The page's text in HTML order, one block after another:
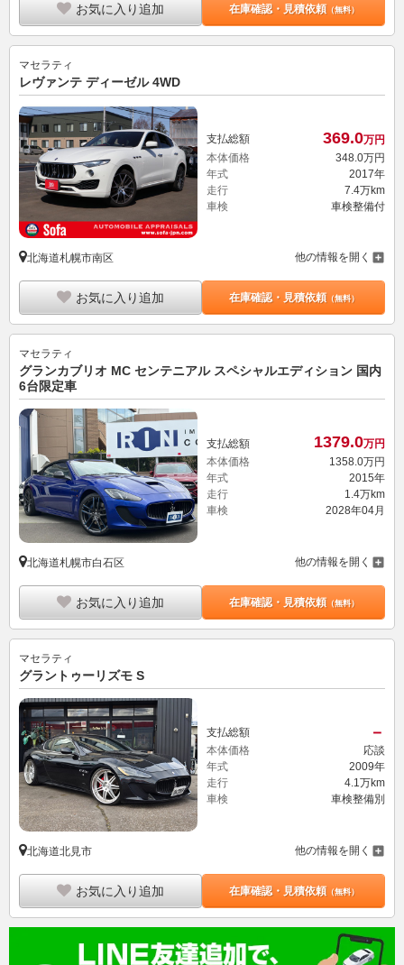
お気に入り追加 在庫確認・見積依頼（無料）
マセラティ
レヴァンテ ディーゼル 4WD
支払総額 369.0万円
本体価格
348. 0万円
年式
2017年
走行
7.4万km
車検
車検整備付
北海道札幌市南区 他の情報を開く
お気に入り追加 在庫確認・見積依頼（無料）
マセラティ
グランカブリオ MC センテニアル スペシャルエディション 国内
6台限定車
支払総額 1379.0万円
本体価格
1358.0万円
年式
2015年
走行
1.4万km
車検
2028年04月
北海道札幌市白石区 他の情報を開く
お気に入り追加 在庫確認・見積依頼（無料）
マセラティ
グラントゥーリズモ S
支払総額 －
本体価格
応談
年式
2009年
走行
4.1万km
車検
車検整備別
北海道北見市 他の情報を開く
お気に入り追加 在庫確認・見積依頼（無料）